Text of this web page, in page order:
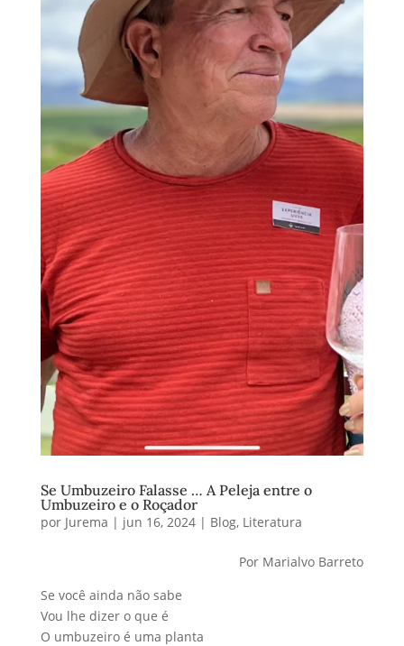
Se Umbuzeiro Falasse … A Peleja entre o
Umbuzeiro e o Roçador
por Jurema | jun 16, 2024| Blog, Literatura
Por Marialvo Barreto
Se você ainda não sabe
Vou lhe dizer o que é
O umbuzeiro é uma planta